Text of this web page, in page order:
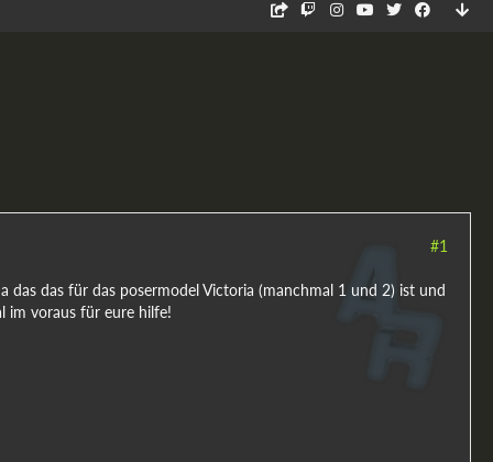
#1
das für das posermodel Victoria (manchmal 1 und 2) ist und
im voraus für eure hilfe!